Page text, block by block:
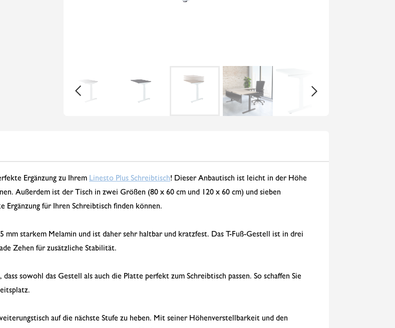
Ergänzung zu Ihrem Linesto Plus Schreibtisch! Dieser Anbautisch ist leicht in der Höhe
Außerdem ist der Tisch in zwei Größen (80 x 60 cm und 120 x 60 cm) und sieben
Ergänzung für Ihren Schreibtisch finden können.
mm starkem Melamin und ist daher sehr haltbar und kratzfest. Das T-Fuß-Gestell ist in drei
Zehen für zusätzliche Stabilität.
sowohl das Gestell als auch die Platte perfekt zum Schreibtisch passen. So schaffen Sie
auf die nächste Stufe zu heben. Mit seiner Höhenverstellbarkeit und den